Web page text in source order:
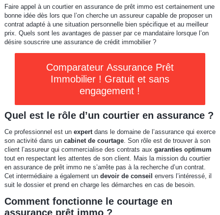
Faire appel à un courtier en assurance de prêt immo est certainement une
bonne idée dès lors que l’on cherche un assureur capable de proposer un
contrat adapté à une situation personnelle bien spécifique et au meilleur
prix. Quels sont les avantages de passer par ce mandataire lorsque l’on
désire souscrire une assurance de crédit immobilier ?
Comparateur Assurance Prêt
Immobilier ! Gratuit et sans
engagement !
Quel est le rôle d’un courtier en assurance ?
Ce professionnel est un expert dans le domaine de l’assurance qui exerce
son activité dans un cabinet de courtage. Son rôle est de trouver à son
client l’assureur qui commercialise des contrats aux garanties optimum
tout en respectant les attentes de son client. Mais la mission du courtier
en assurance de prêt immo ne s’arrête pas à la recherche d’un contrat.
Cet intermédiaire a également un devoir de conseil envers l’intéressé, il
suit le dossier et prend en charge les démarches en cas de besoin.
Comment fonctionne le courtage en
assurance prêt immo ?